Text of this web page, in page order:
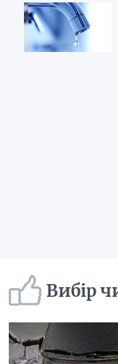
Вибір